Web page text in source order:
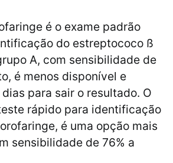
é o exame padrão
do estreptococo ß
A, com sensibilidade de
é menos disponível e
para sair o resultado. O
rápido para identificação
é uma opção mais
sensibilidade de 76% a